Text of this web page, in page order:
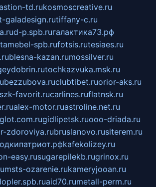
td.rukosmoscreative.ru
galadesign.rutiffany-c.ru
d-p.spb.ruгалактика73.рф
spb.rufotsis.rutesiaes.ru
blesna-kazan.rumossilver.ru
tochkazvuka.msk.ru
bezzubova.ruclubtibet.ruorior-aks.ru
szk-favorit.rucarlines.ruflatnsk.ru
alex-motor.ruastroline.net.ru
gidlipetsk.ruooo-driada.ru
zdoroviya.rubruslanovo.rusiterem.ru
kafekolizey.ru
easy.rusugarepilekb.rugrinox.ru
msts-ozarenie.rukameryjooan.ru
aid70.rumetall-perm.ru